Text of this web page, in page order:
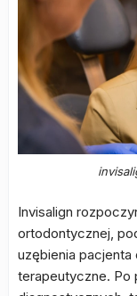
Invisalign
ortodontycznej,
uzębienia
terapeutyczne. Po